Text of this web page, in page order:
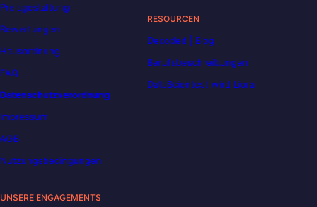
Preisgestaltung
Bewertungen
Hausordnung
FAQ
Datenschutzverordnung
Impressum
AGB
Nutzungsbedingungen
RESOURCEN
Decoded | Blog
Berufsbeschreibungen
DataScientest wird Liora
UNSERE ENGAGEMENTS